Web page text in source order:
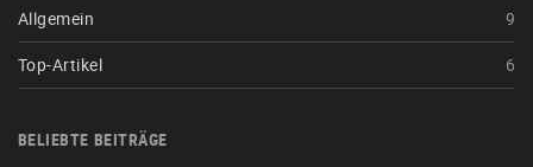
Allgemein 9
Top-Artikel 6
BELIEBTE BEITRÄGE